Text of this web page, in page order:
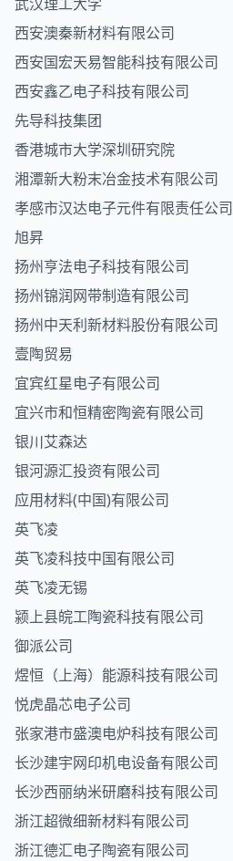
西安澳秦新材料有限公司
西安国宏天易智能科技有限公司
西安鑫乙电子科技有限公司
先导科技集团
香港城市大学深圳研究院
湘潭新大粉末冶金技术有限公司
孝感市汉达电子元件有限责任公司
旭昇
扬州亨法电子科技有限公司
扬州锦润网带制造有限公司
扬州中天利新材料股份有限公司
壹陶贸易
宜宾红星电子有限公司
宜兴市和恒精密陶瓷有限公司
银川艾森达
银河源汇投资有限公司
应用材料(中国)有限公司
英飞凌
英飞凌科技中国有限公司
英飞凌无锡
颍上县皖工陶瓷科技有限公司
御派公司
煜恒（上海）能源科技有限公司
悦虎晶芯电子公司
张家港市盛澳电炉科技有限公司
长沙建宇网印机电设备有限公司
长沙西丽纳米研磨科技有限公司
浙江超微细新材料有限公司
浙江德汇电子陶瓷有限公司